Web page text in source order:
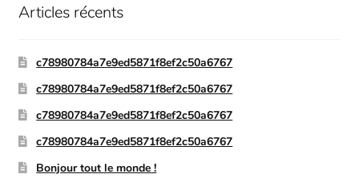
Articles récents
c78980784a7e9ed5871f8ef2c50a6767
c78980784a7e9ed5871f8ef2c50a6767
c78980784a7e9ed5871f8ef2c50a6767
c78980784a7e9ed5871f8ef2c50a6767
Bonjour tout le monde !